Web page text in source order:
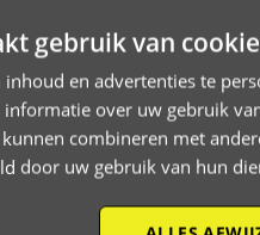
en afvoerproblemen.
voor een
tarieven.
gebruik van
en advertenties te
over uw gebruik
combineren met
door uw gebruik van hun